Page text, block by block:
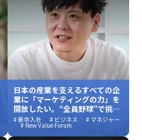
日本の産業を支えるすべての企
業に「マーケティングの力」を
開放したい。“全員野球”で挑ん
だ、新しい価値創造の舞台裏
# 新卒入社 # ビジネス # マネジャー
# New Value Forum